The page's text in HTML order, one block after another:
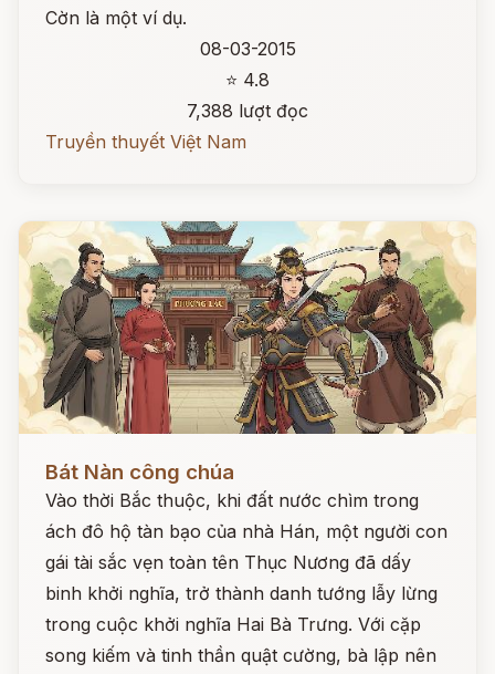
Cờn là một ví dụ.
08-03-2015
⭐ 4.8
7,388 lượt đọc
Truyền thuyết Việt Nam
Bát Nàn công chúa
Vào thời Bắc thuộc, khi đất nước chìm trong
ách đô hộ tàn bạo của nhà Hán, một người con
gái tài sắc vẹn toàn tên Thục Nương đã dấy
binh khởi nghĩa, trở thành danh tướng lẫy lừng
trong cuộc khởi nghĩa Hai Bà Trưng. Với cặp
song kiếm và tinh thần quật cường, bà lập nên